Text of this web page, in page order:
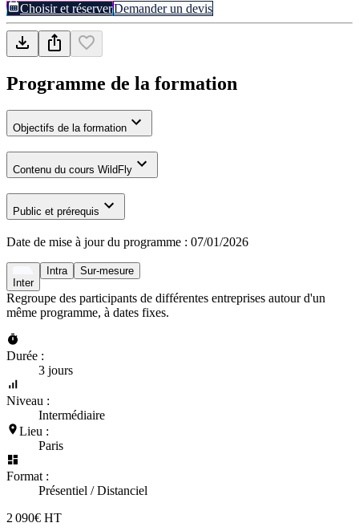
Choisir et réserverDemander un devis
Programme de la formation
Objectifs de la formation
Contenu du cours WildFly
Public et prérequis
Date de mise à jour du programme : 07/01/2026
Inter
Intra Sur-mesure
Regroupe des participants de différentes entreprises autour d'un
même programme, à dates fixes.
Durée :
3 jours
Niveau :
Intermédiaire
Lieu :
Paris
Format :
Présentiel / Distanciel
2 090€ HT